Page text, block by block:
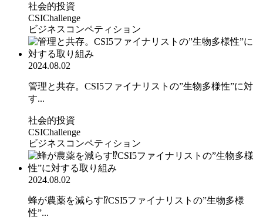
社会的投資
CSIChallenge
ビジネスコンペティション
2024.08.02
管理と共存。CSI5ファイナリストの”生物多様性”に対
す...
社会的投資
CSIChallenge
ビジネスコンペティション
2024.08.02
蜂が農薬を減らす⁉CSI5ファイナリストの”生物多様
性”...